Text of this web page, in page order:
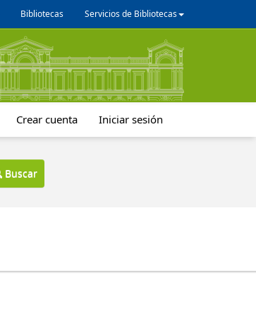
Bibliotecas Servicios de Bibliotecas
Crear cuenta Iniciar sesión
Buscar